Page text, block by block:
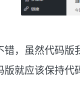
错，虽然代码版
版就应该保持代